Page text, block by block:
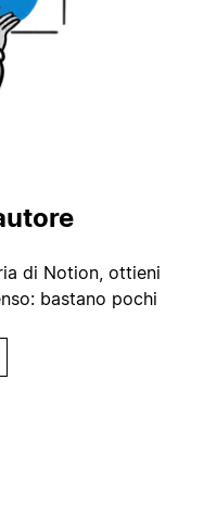
di Notion, ottieni
bastano pochi